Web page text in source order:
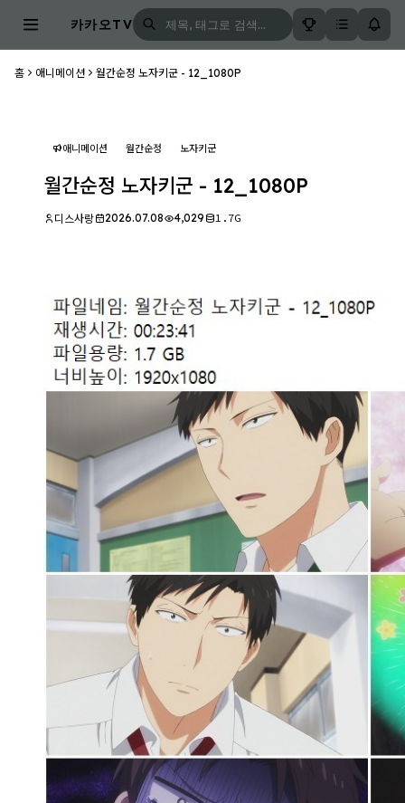
카카오TV
홈 애니메이션 월간순정 노자키군 - 12_1080P
애니메이션 월간순정 노자키군
월간순정 노자키군 - 12_1080P
디스사랑 2026.07.08 4,029 1.7G